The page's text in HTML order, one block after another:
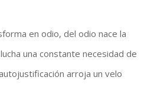
en odio, del odio nace la
una constante necesidad de
arroja un velo